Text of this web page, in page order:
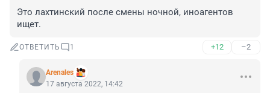
Это лахтинский после смены ночной, иноагентов
ищет.
ОТВЕТИТЬ 1 +12 –2
Аrenales
17 августа 2022, 14:42